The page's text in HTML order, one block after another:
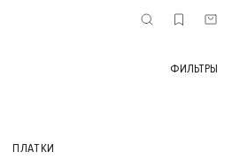
ФИЛЬТРЫ
ПЛАТКИ